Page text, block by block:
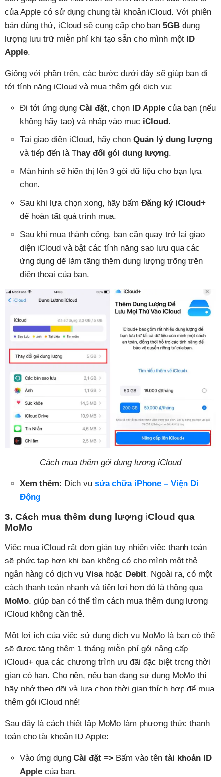
của Apple có sử dụng chung tài khoản iCloud. Với phiên
bản dùng thử, iCloud sẽ cung cấp cho bạn 5GB dung
lượng lưu trữ miễn phí khi tạo sẵn cho mình một ID
Apple.
Giống với phần trên, các bước dưới đây sẽ giúp bạn đi
tới tính năng iCloud và mua thêm gói dịch vụ:
Đi tới ứng dụng Cài đặt, chọn ID Apple của bạn (nếu
không hãy tạo) và nhấp vào mục iCloud.
Tại giao diện iCloud, hãy chọn Quản lý dung lượng
và tiếp đến là Thay đổi gói dung lượng.
Màn hình sẽ hiển thị lên 3 gói dữ liệu cho bạn lựa
chọn.
Sau khi lựa chọn xong, hãy bấm Đăng ký iCloud+
để hoàn tất quá trình mua.
Sau khi mua thành công, bạn cần quay trở lại giao
diện iCloud và bật các tính năng sao lưu qua các
ứng dụng để làm tăng thêm dung lượng trống trên
điện thoại của bạn.
Cách mua thêm gói dung lượng iCloud
Xem thêm: Dịch vụ sửa chữa iPhone – Viện Di
Động
3. Cách mua thêm dung lượng iCloud qua
MoMo
Việc mua iCloud rất đơn giản tuy nhiên việc thanh toán
sẽ phức tạp hơn khi bạn không có cho mình một thẻ
ngân hàng có dịch vụ Visahoặc Debit. Ngoài ra, có một
cách thanh toán nhanh và tiện lợi hơn đó là thông qua
MoMo, giúp bạn có thể tìm cách mua thêm dung lượng
iCloud không cần thẻ.
Một lợi ích của việc sử dụng dịch vụ MoMo là bạn có thể
sẽ được tặng thêm 1 tháng miễn phí gói nâng cấp
iCloud+ qua các chương trình ưu đãi đặc biệt trong thời
gian có hạn. Cho nên, nếu bạn đang sử dụng MoMo thì
hãy nhớ theo dõi và lựa chọn thời gian thích hợp để mua
thêm gói iCloud nhé!
Sau đây là cách thiết lập MoMo làm phương thức thanh
toán cho tài khoản ID Apple:
Vào ứng dụng Cài đặt => Bấm vào tên tài khoản ID
Apple của bạn.